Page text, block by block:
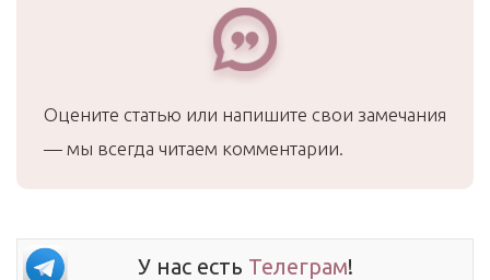
Оцените статью или напишите свои замечания
— мы всегда читаем комментарии.
У нас есть Телеграм!